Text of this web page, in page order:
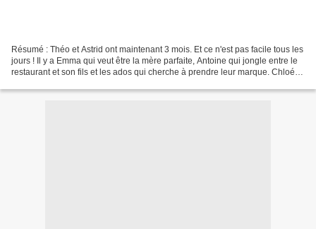
Résumé : Théo et Astrid ont maintenant 3 mois. Et ce n'est pas facile tous les
jours ! Il y a Emma qui veut être la mère parfaite, Antoine qui jongle entre le
restaurant et son fils et les ados qui cherche à prendre leur marque. Chloé